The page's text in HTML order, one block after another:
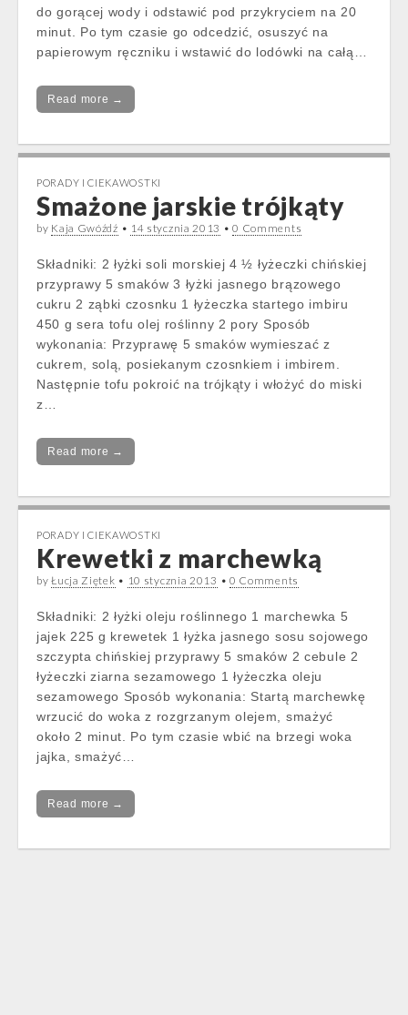
do gorącej wody i odstawić pod przykryciem na 20
minut. Po tym czasie go odcedzić, osuszyć na
papierowym ręczniku i wstawić do lodówki na całą…
Read more →
PORADY I CIEKAWOSTKI
Smażone jarskie trójkąty
by Kaja Gwóźdź • 14 stycznia 2013 •0 Comments
Składniki: 2 łyżki soli morskiej 4 ½ łyżeczki chińskiej
przyprawy 5 smaków 3 łyżki jasnego brązowego
cukru 2 ząbki czosnku 1 łyżeczka startego imbiru
450 g sera tofu olej roślinny 2 pory Sposób
wykonania: Przyprawę 5 smaków wymieszać z
cukrem, solą, posiekanym czosnkiem i imbirem.
Następnie tofu pokroić na trójkąty i włożyć do miski
z…
Read more →
PORADY I CIEKAWOSTKI
Krewetki z marchewką
byŁucja Ziętek • 10 stycznia 2013 • 0 Comments
Składniki: 2 łyżki oleju roślinnego 1 marchewka 5
jajek 225 g krewetek 1 łyżka jasnego sosu sojowego
szczypta chińskiej przyprawy 5 smaków 2 cebule 2
łyżeczki ziarna sezamowego 1 łyżeczka oleju
sezamowego Sposób wykonania: Startą marchewkę
wrzucić do woka z rozgrzanym olejem, smażyć
około 2 minut. Po tym czasie wbić na brzegi woka
jajka, smażyć…
Read more →